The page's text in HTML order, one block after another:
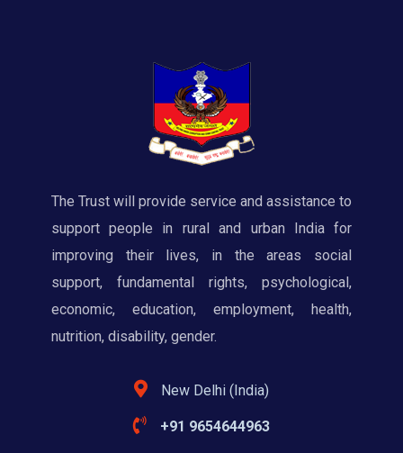
The Trust will provide service and assistance to
support people in rural and urban India for
improving their lives, in the areas social
support, fundamental rights, psychological,
economic, education, employment, health,
nutrition, disability, gender.
New Delhi (India)
+91 9654644963